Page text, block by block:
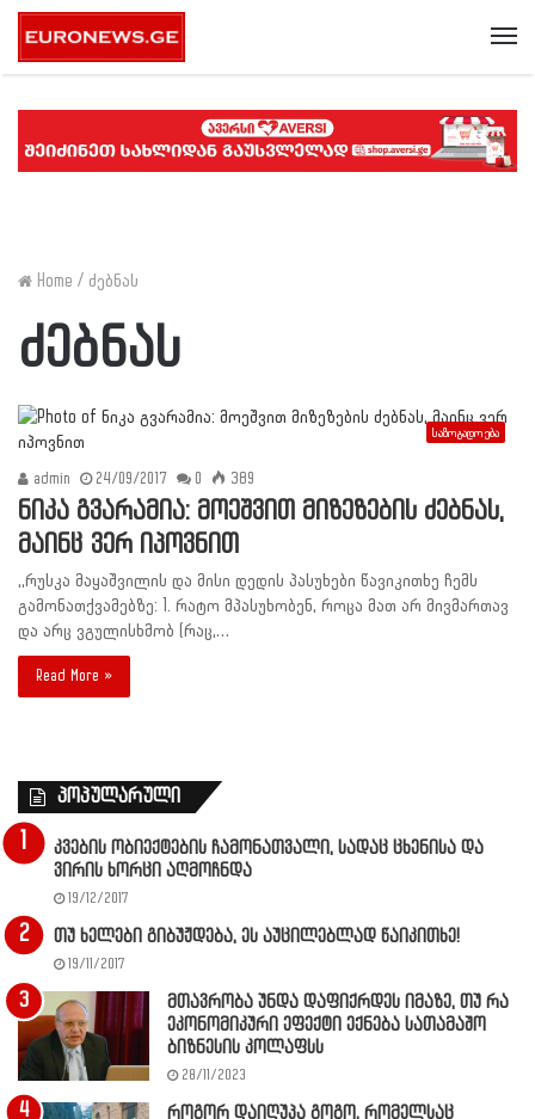
Home / ძებნას
ძებნას
საზოგადოება
admin 24/09/2017 0 389
ნიკა გვარამია: მოეშვით მიზეზების ძებნას,
მაინც ვერ იპოვნით
,,რუსკა მაყაშვილის და მისი დედის პასუხები წავიკითხე ჩემს
გამონათქვამებზე: 1. რატო მპასუხობენ, როცა მათ არ მივმართავ
და არც ვგულისხმობ (რაც,…
Read More »
პოპულარული
კვების ობიექტების ჩამონათვალი, სადაც ცხენისა და
ვირის ხორცი აღმოჩნდა
19/12/2017
თუ ხელები გიბუჟდება, ეს აუცილებლად წაიკითხე!
19/11/2017
მთავრობა უნდა დაფიქრდეს იმაზე, თუ რა
ეკონომიკური ეფექტი ექნება სათამაშო
ბიზნესის კოლაფსს
28/11/2023
როგორ დაიღუპა გოგო, რომელსაც